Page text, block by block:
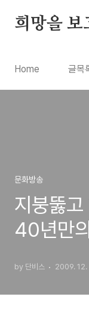
희망을 보
Home 글목
문화방송
지붕뚫
40년만
by 단비스 2009. 12.